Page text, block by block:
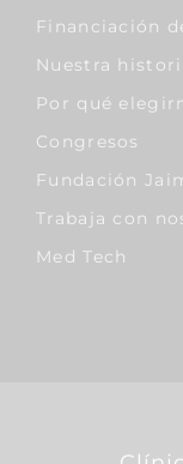
Financiación
Nuestra
Por qué
Congresos
Fundación
Trabaja con
Med Tech